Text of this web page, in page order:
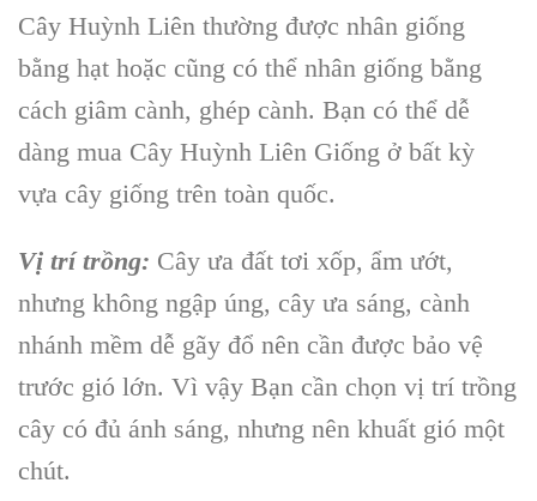
Cây Huỳnh Liên thường được nhân giống
bằng hạt hoặc cũng có thể nhân giống bằng
cách giâm cành, ghép cành. Bạn có thể dễ
dàng mua Cây Huỳnh Liên Giống ở bất kỳ
vựa cây giống trên toàn quốc.
Vị trí trồng: Cây ưa đất tơi xốp, ẩm ướt,
nhưng không ngập úng, cây ưa sáng, cành
nhánh mềm dễ gãy đổ nên cần được bảo vệ
trước gió lớn. Vì vậy Bạn cần chọn vị trí trồng
cây có đủ ánh sáng, nhưng nên khuất gió một
chút.